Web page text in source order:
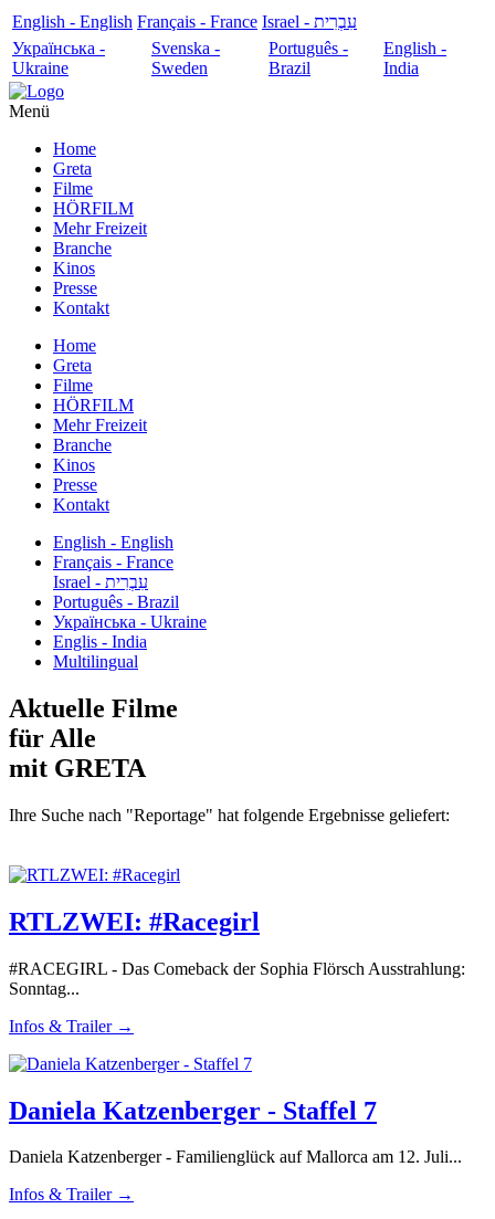
English - English Français - France
עִבְרִית - Israel
Українська -
Ukraine
Svenska -
Sweden
Português -
Brazil
English -
India
Menü
Home
Greta
Filme
HÖRFILM
Mehr Freizeit
Branche
Kinos
Presse
Kontakt
Home
Greta
Filme
HÖRFILM
Mehr Freizeit
Branche
Kinos
Presse
Kontakt
English - English
Français - France
עִבְרִית - Israel
Português - Brazil
Українська - Ukraine
Englis - India
Multilingual
Aktuelle Filme
für Alle
mit GRETA
Ihre Suche nach "Reportage" hat folgende Ergebnisse geliefert:
RTLZWEI: #Racegirl
#RACEGIRL - Das Comeback der Sophia Flörsch Ausstrahlung:
Sonntag...
Infos & Trailer →
Daniela Katzenberger - Staffel 7
Daniela Katzenberger - Familienglück auf Mallorca am 12. Juli...
Infos & Trailer →